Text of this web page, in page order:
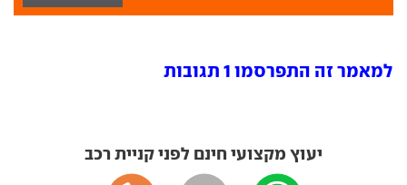
למאמר זה התפרסמו 1 תגובות
יעוץ מקצועי חינם לפני קניית רכב